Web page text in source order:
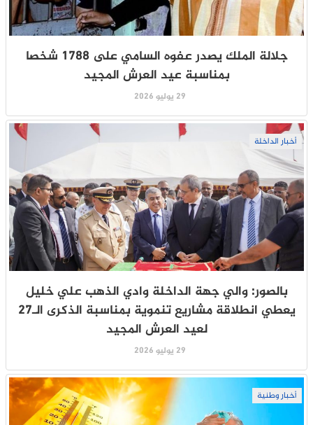
جلالة الملك يصدر عفوه السامي على 1788 شخصا
بمناسبة عيد العرش المجيد
29 يوليو 2026
أخبار الداخلة
بالصور: والي جهة الداخلة وادي الذهب علي خليل
يعطي انطلاقة مشاريع تنموية بمناسبة الذكرى الـ27
لعيد العرش المجيد
29 يوليو 2026
أخبار وطنية